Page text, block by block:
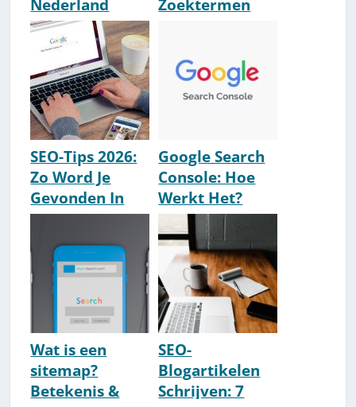
Nederland
[2026 Update]
Zoektermen
[Lijst & HowTo]
SEO-Tips 2026:
Zo Word Je
Gevonden In
Google [14
Google Search
Console: Hoe
Werkt Het?
[Uitleg 2026]
Wat is een
sitemap?
Betekenis &
SEO-
Blogartikelen
Schrijven: 7